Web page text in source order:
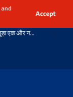
and
Accept
गया जंक्शन पर यात्री सुविधाओं में जुड़ा एक और नया आयाम, बौद्ध स्तूप आकार की अराइवल बिल्डिंग में एक्सलेटर का शुभारंभ